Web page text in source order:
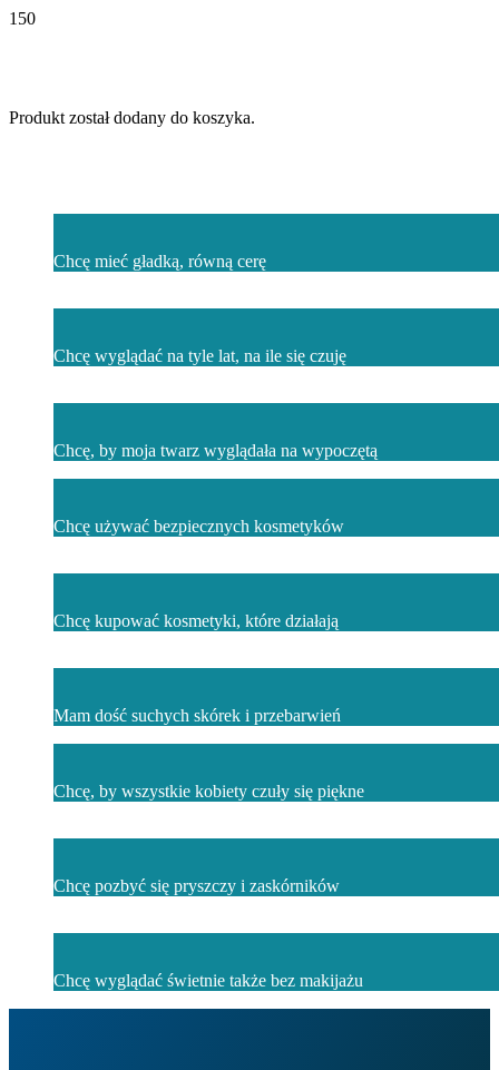
Produkt został dodany do koszyka.
Chcę mieć gładką, równą cerę
Chcę wyglądać na tyle lat, na ile się czuję
Chcę, by moja twarz wyglądała na wypoczętą
Chcę używać bezpiecznych kosmetyków
Chcę kupować kosmetyki, które działają
Mam dość suchych skórek i przebarwień
Chcę, by wszystkie kobiety czuły się piękne
Chcę pozbyć się pryszczy i zaskórników
Chcę wyglądać świetnie także bez makijażu